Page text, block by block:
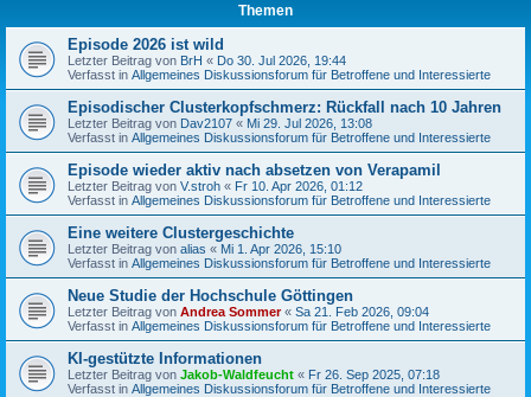
Themen
Episode 2026 ist wild
Letzter Beitrag von BrH « Do 30. Jul 2026, 19:44
Verfasst in Allgemeines Diskussionsforum für Betroffene und Interessierte
Episodischer Clusterkopfschmerz: Rückfall nach 10 Jahren
Letzter Beitrag von Dav2107 « Mi 29. Jul 2026, 13:08
Verfasst in Allgemeines Diskussionsforum für Betroffene und Interessierte
Episode wieder aktiv nach absetzen von Verapamil
Letzter Beitrag von V.stroh « Fr 10. Apr 2026, 01:12
Verfasst in Allgemeines Diskussionsforum für Betroffene und Interessierte
Eine weitere Clustergeschichte
Letzter Beitrag von alias « Mi 1. Apr 2026, 15:10
Verfasst in Allgemeines Diskussionsforum für Betroffene und Interessierte
Neue Studie der Hochschule Göttingen
Letzter Beitrag von Andrea Sommer« Sa 21. Feb 2026, 09:04
Verfasst in Allgemeines Diskussionsforum für Betroffene und Interessierte
KI-gestützte Informationen
Letzter Beitrag von Jakob-Waldfeucht « Fr 26. Sep 2025, 07:18
Verfasst in Allgemeines Diskussionsforum für Betroffene und Interessierte